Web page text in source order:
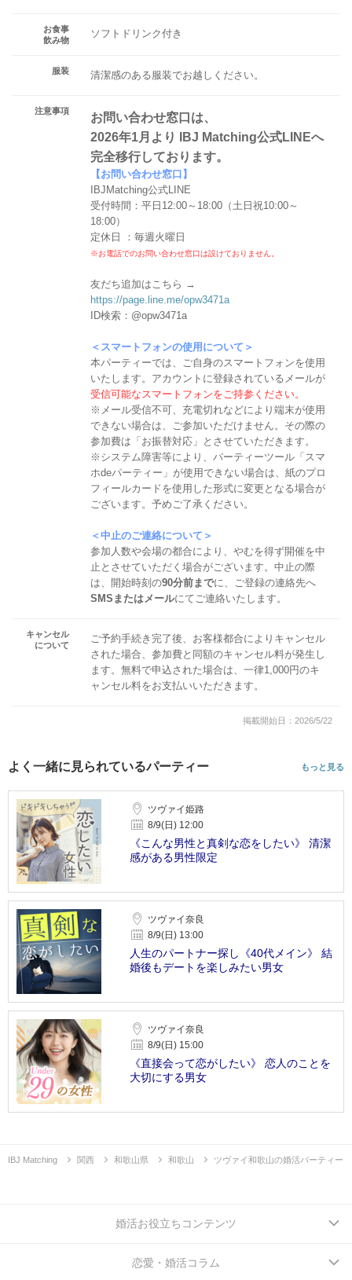
お食事
飲み物
ソフトドリンク付き
服装 清潔感のある服装でお越しください。
注意事項
お問い合わせ窓口は、
2026年1月より IBJ Matching公式LINEへ
完全移行しております。
【お問い合わせ窓口】
IBJMatching公式LINE
受付時間：平日12:00～18:00（土日祝10:00～
18:00）
定休日 ：毎週火曜日
※お電話でのお問い合わせ窓口は設けておりません。
友だち追加はこちら →
https://page.line.me/opw3471a
ID検索：@opw3471a
＜スマートフォンの使用について＞
本パーティーでは、ご自身のスマートフォンを使用
いたします。アカウントに登録されているメールが
受信可能なスマートフォンをご持参ください。
※メール受信不可、充電切れなどにより端末が使用
できない場合は、ご参加いただけません。その際の
参加費は「お振替対応」とさせていただきます。
※システム障害等により、パーティーツール「スマ
ホdeパーティー」が使用できない場合は、紙のプロ
フィールカードを使用した形式に変更となる場合が
ございます。予めご了承ください。
＜中止のご連絡について＞
参加人数や会場の都合により、やむを得ず開催を中
止とさせていただく場合がございます。中止の際
は、開始時刻の90分前までに、ご登録の連絡先へ
SMSまたはメールにてご連絡いたします。
キャンセル
について
ご予約手続き完了後、お客様都合によりキャンセル
された場合、参加費と同額のキャンセル料が発生し
ます。無料で申込された場合は、一律1,000円のキ
ャンセル料をお支払いいただきます。
掲載開始日：2026/5/22
よく一緒に見られているパーティー もっと見る
ツヴァイ姫路
8/9(日) 12:00
《こんな男性と真剣な恋をしたい》 清潔
感がある男性限定
ツヴァイ奈良
8/9(日) 13:00
人生のパートナー探し《40代メイン》 結
婚後もデートを楽しみたい男女
ツヴァイ奈良
8/9(日) 15:00
《直接会って恋がしたい》 恋人のことを
大切にする男女
IBJ Matching 関西 和歌山県 和歌山 ツヴァイ和歌山の婚活パーティー
婚活お役立ちコンテンツ
恋愛・婚活コラム